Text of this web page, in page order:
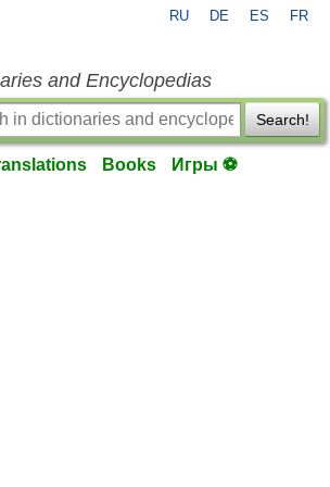
RU DE ES FR
and Encyclopedias
Search!
Books Игры ⚽